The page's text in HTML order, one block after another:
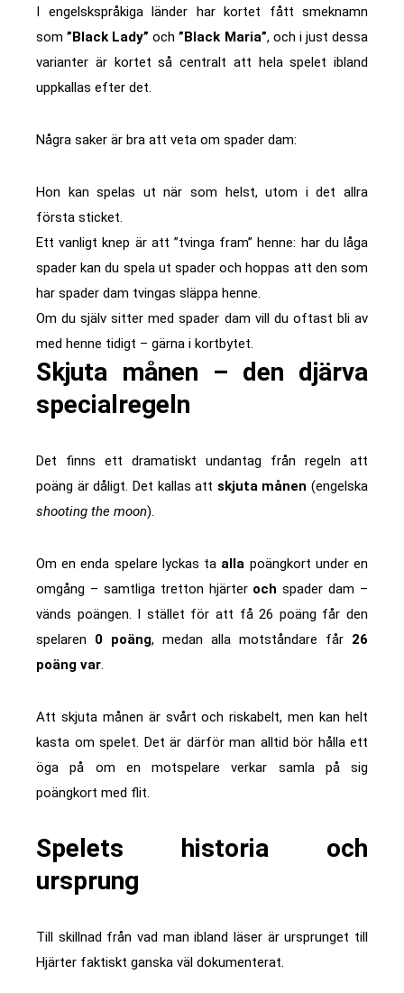
I engelskspråkiga länder har kortet fått smeknamn
som”Black Lady” och”Black Maria”, och i just dessa
varianter är kortet så centralt att hela spelet ibland
uppkallas efter det.
Några saker är bra att veta om spader dam:
Hon kan spelas ut när som helst, utom i det allra
första sticket.
Ett vanligt knep är att ”tvinga fram” henne: har du låga
spader kan du spela ut spader och hoppas att den som
har spader dam tvingas släppa henne.
Om du själv sitter med spader dam vill du oftast bli av
med henne tidigt – gärna i kortbytet.
Skjuta månen – den djärva
specialregeln
Det finns ett dramatiskt undantag från regeln att
poäng är dåligt. Det kallas att skjuta månen (engelska
shooting the moon).
Om en enda spelare lyckas ta alla poängkort under en
omgång – samtliga tretton hjärter och spader dam –
vänds poängen. I stället för att få 26 poäng får den
spelaren 0 poäng, medan alla motståndare får 26
poäng var.
Att skjuta månen är svårt och riskabelt, men kan helt
kasta om spelet. Det är därför man alltid bör hålla ett
öga på om en motspelare verkar samla på sig
poängkort med flit.
Spelets historia och
ursprung
Till skillnad från vad man ibland läser är ursprunget till
Hjärter faktiskt ganska väl dokumenterat.